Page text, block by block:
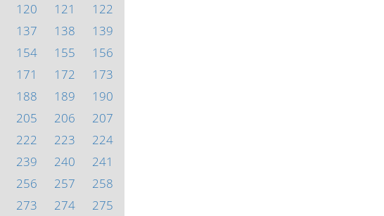
120 121
122
137 138
139
154 155
156
171 172
173
188 189
190
205 206
207
222 223
224
239 240
241
256 257
258
273 274 275